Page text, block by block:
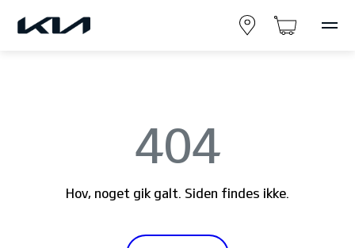
404
Hov, noget gik galt. Siden findes ikke.